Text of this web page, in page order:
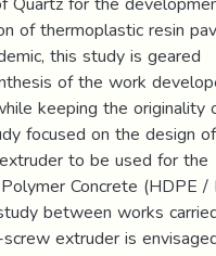
of thermoplastic resin
this study is geared
of the work
keeping the originality
focused on the design
to be used for the
Concrete (HDPE /
between works
extruder is